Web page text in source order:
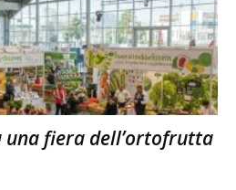
una fiera dell’ortofrutta